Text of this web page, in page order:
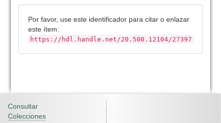
Por favor, use este identificador para citar o enlazar
este ítem:
https://hdl.handle.net/20.500.12104/27397
Consultar
Colecciones